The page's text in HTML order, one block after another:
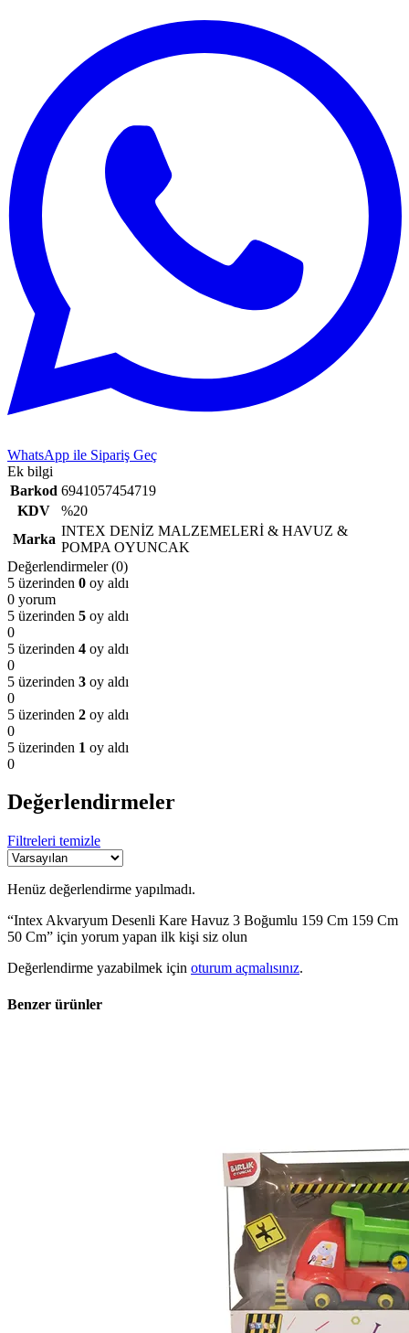
WhatsApp ile Sipariş Geç
Ek bilgi
Barkod 6941057454719
KDV
%20
Marka
INTEX DENİZ MALZEMELERİ & HAVUZ &
POMPA OYUNCAK
Değerlendirmeler (0)
5 üzerinden 0 oy aldı
0 yorum
5 üzerinden 5 oy aldı
0
5 üzerinden 4 oy aldı
0
5 üzerinden 3 oy aldı
0
5 üzerinden 2 oy aldı
0
5 üzerinden 1 oy aldı
0
Değerlendirmeler
Filtreleri temizle
Henüz değerlendirme yapılmadı.
“Intex Akvaryum Desenli Kare Havuz 3 Boğumlu 159 Cm 159 Cm
50 Cm” için yorum yapan ilk kişi siz olun
Değerlendirme yazabilmek için oturum açmalısınız.
Benzer ürünler